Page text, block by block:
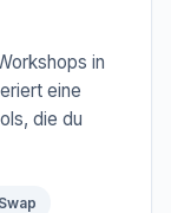
in
eine
die du